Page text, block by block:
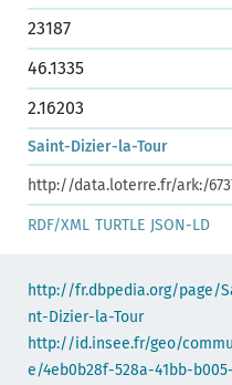
23187
46.1335
2.16203
Saint-Dizier-la-Tour
http://data.loterre.fr/ark:/
RDF/XML TURTLE JSON-LD
http://fr.dbpedia.org/page/
nt-Dizier-la-Tour
http://id.insee.fr/geo/
e/4eb0b28f-528a-41bb-b005-